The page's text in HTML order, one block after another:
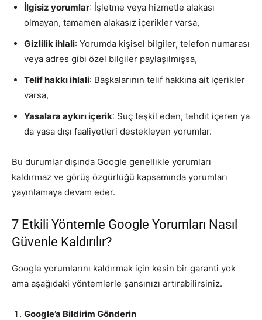
İlgisiz yorumlar: İşletme veya hizmetle alakası
olmayan, tamamen alakasız içerikler varsa,
Gizlilik ihlali: Yorumda kişisel bilgiler, telefon numarası
veya adres gibi özel bilgiler paylaşılmışsa,
Telif hakkı ihlali: Başkalarının telif hakkına ait içerikler
varsa,
Yasalara aykırı içerik: Suç teşkil eden, tehdit içeren ya
da yasa dışı faaliyetleri destekleyen yorumlar.
Bu durumlar dışında Google genellikle yorumları
kaldırmaz ve görüş özgürlüğü kapsamında yorumları
yayınlamaya devam eder.
7 Etkili Yöntemle Google Yorumları Nasıl
Güvenle Kaldırılır?
Google yorumlarını kaldırmak için kesin bir garanti yok
ama aşağıdaki yöntemlerle şansınızı artırabilirsiniz.
Google’a Bildirim Gönderin